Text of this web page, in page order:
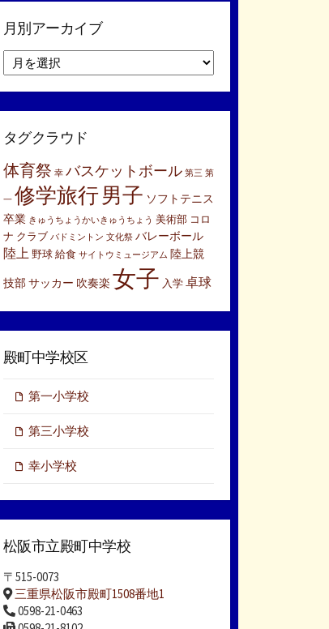
月別アーカイブ
別
ア
ー
イ
ブ
タグクラウド
体育祭 幸 バスケットボール 第三 第
一 修学旅行男子 ソフトテニス
卒業 きゅうちょうかいきゅうちょう 美術部 コロ
ナ クラブ バドミントン 文化祭 バレーボール
陸上 野球 給食 サイトウミュージアム 陸上競
技部サッカー 吹奏楽 女子 入学 卓球
殿町中学校区
第一小学校
第三小学校
幸小学校
松阪市立殿町中学校
〒515-0073
三重県松阪市殿町1508番地1
0598-21-0463